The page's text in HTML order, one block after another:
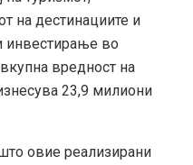
на дестинациите и
инвестирање во
вредност на
23,9 милиони
овие реализирани